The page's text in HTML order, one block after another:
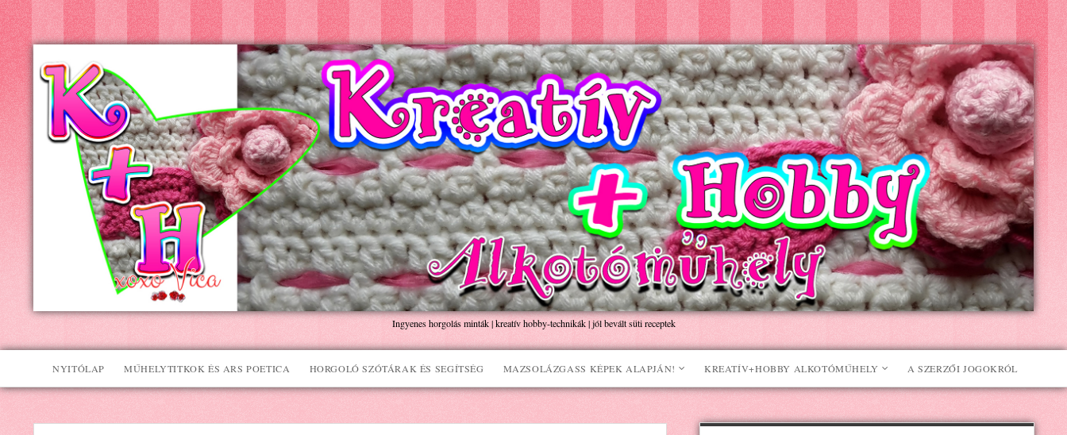
Kreatív+Hobby
Alkotóműhely
Ingyenes horgolás minták | kreatív hobby-technikák | jól bevált süti receptek
NYITÓLAP MŰHELYTITKOK ÉS ARS POETICA HORGOLÓ SZÓTÁRAK ÉS SEGÍTSÉG MAZSOLÁZGASS KÉPEK ALAPJÁN! KREATÍV+HOBBY ALKOTÓMŰHELY A SZERZŐI JOGOKRÓL